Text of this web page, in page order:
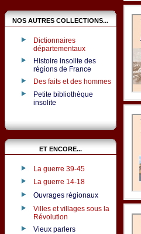
NOS AUTRES COLLECTIONS...
Dictionnaires
départementaux
Histoire insolite des
régions de France
Des faits et des hommes
Petite bibliothèque
insolite
ET ENCORE...
La guerre 39-45
La guerre 14-18
Ouvrages régionaux
Villes et villages sous la
Révolution
Vieux parlers